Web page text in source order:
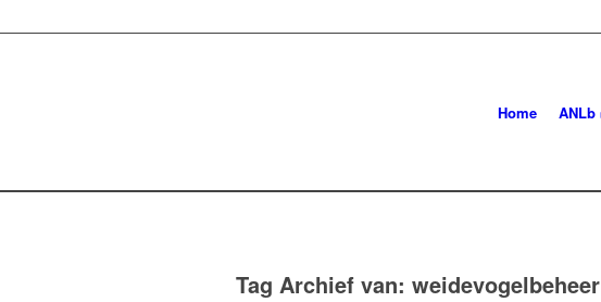
Home ANLb
Tag Archief van: weidevogelbeheer